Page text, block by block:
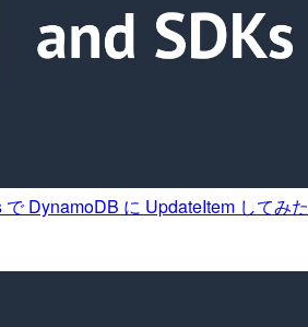
DynamoDB に UpdateItem してみた